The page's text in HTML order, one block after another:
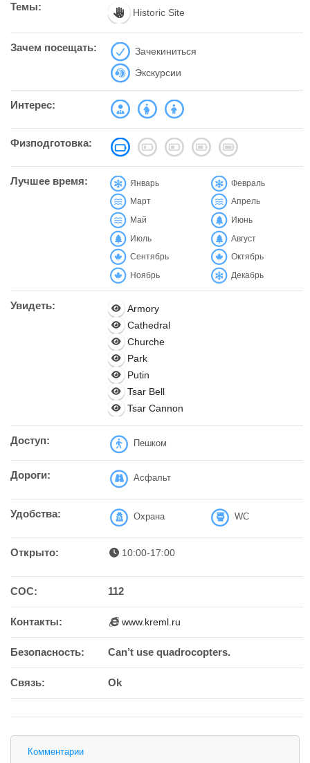
Темы: Historic Site
Зачем посещать:
Зачекиниться
Экскурсии
Интерес:
Физподготовка:
Лучшее время: Январь Февраль
Март Апрель
Май Июнь
Июль Август
Сентябрь Октябрь
Ноябрь Декабрь
Увидеть:
Armory
Cathedral
Churche
Park
Putin
Tsar Bell
Tsar Cannon
Доступ: Пешком
Дороги: Асфальт
Удобства: Охрана WC
Открыто: 10:00-17:00
СОС: 112
Контакты: www.kreml.ru
Безопасность: Can’t use quadrocopters.
Связь: Ok
Комментарии